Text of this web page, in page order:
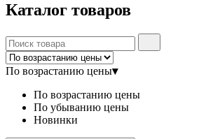
Каталог товаров
По возрастанию цены▾
По возрастанию цены
По убыванию цены
Новинки